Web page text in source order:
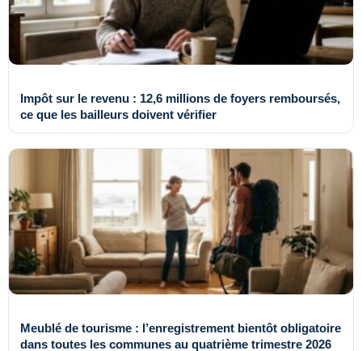
Impôt sur le revenu : 12,6 millions de foyers remboursés,
ce que les bailleurs doivent vérifier
Meublé de tourisme : l’enregistrement bientôt obligatoire
dans toutes les communes au quatrième trimestre 2026